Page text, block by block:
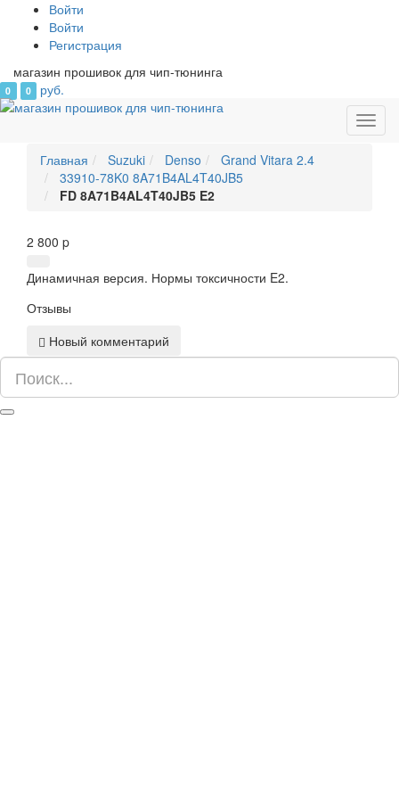
Войти
Войти
Регистрация
магазин прошивок для чип-тюнинга
0 0
руб.
Главная
Suzuki Denso
Grand Vitara 2.4
33910-78K0 8A71B4AL4T40JB5
FD 8A71B4AL4T40JB5 E2
2 800 p
Динамичная версия. Нормы токсичности E2.
Отзывы
Новый комментарий